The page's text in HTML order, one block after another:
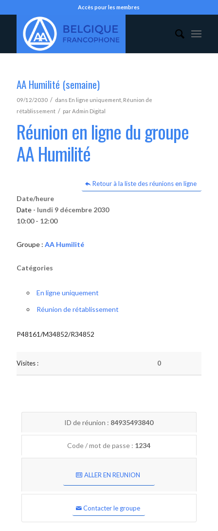
Accès pour les membres
AA Humilité (semaine)
09/12/2030 / dans En ligne uniquement, Réunion de
rétablissement / parAdmin Digital
Réunion en ligne du groupe
AA Humilité
Retour à la liste des réunions en ligne
Date/heure
Date - lundi 9 décembre 2030
10:00 - 12:00
Groupe : AA Humilité
Catégories
En ligne uniquement
Réunion de rétablissement
P48161/M34852/R34852
Visites : 0
ID de réunion : 84935493840
Code / mot de passe : 1234
ALLER EN REUNION
Contacter le groupe